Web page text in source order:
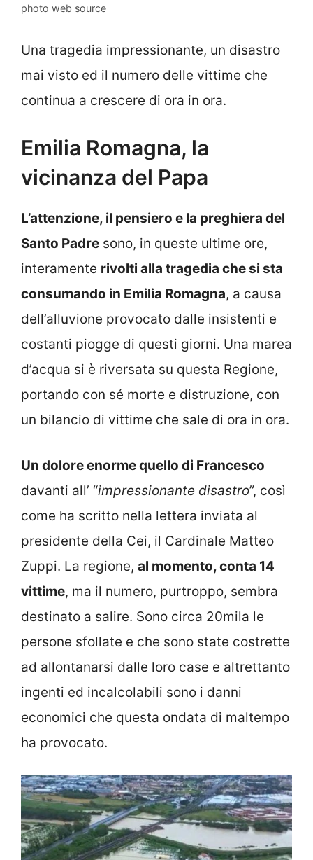
photo web source
Una tragedia impressionante, un disastro
mai visto ed il numero delle vittime che
continua a crescere di ora in ora.
Emilia Romagna, la
vicinanza del Papa
L’attenzione, il pensiero e la preghiera del
Santo Padre sono, in queste ultime ore,
interamente rivolti alla tragedia che si sta
consumando in Emilia Romagna, a causa
dell’alluvione provocato dalle insistenti e
costanti piogge di questi giorni. Una marea
d’acqua si è riversata su questa Regione,
portando con sé morte e distruzione, con
un bilancio di vittime che sale di ora in ora.
Un dolore enorme quello di Francesco
davanti all’ “impressionante disastro”, così
come ha scritto nella lettera inviata al
presidente della Cei, il Cardinale Matteo
Zuppi. La regione, al momento, conta 14
vittime, ma il numero, purtroppo, sembra
destinato a salire. Sono circa 20mila le
persone sfollate e che sono state costrette
ad allontanarsi dalle loro case e altrettanto
ingenti ed incalcolabili sono i danni
economici che questa ondata di maltempo
ha provocato.